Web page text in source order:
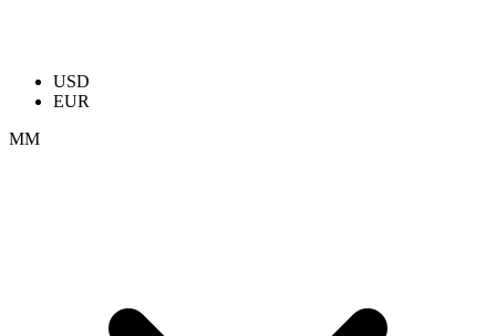
USD
EUR
ММ